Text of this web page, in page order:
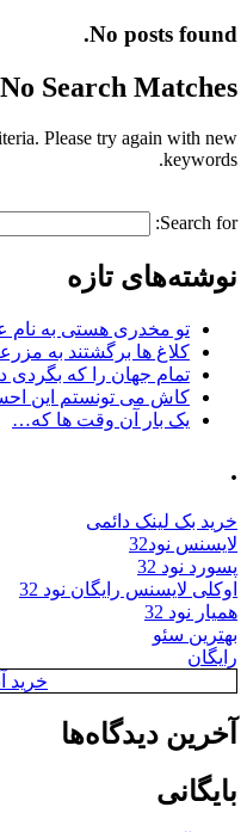
No posts found.
No Search Matches
Please try again with new
keywords.
Search for:
نوشته‌های تازه
تو مخدری هستی به
کلاغ ها برگشتند به
تمام جهان را که
کاش می تونستم این
یک بار آن وقت ها که…
.
خرید بک لینک دائمی
لایسنس نود32
پسورد نود 32
اوکلی لایسنس رایگان نود 32
همیار نود 32
بهترین سئو
رایگان
خرید
آخرین دیدگاه‌ها
بایگانی